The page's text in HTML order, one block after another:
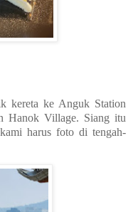
kereta ke Anguk Station
Hanok Village. Siang itu
harus foto di tengah-